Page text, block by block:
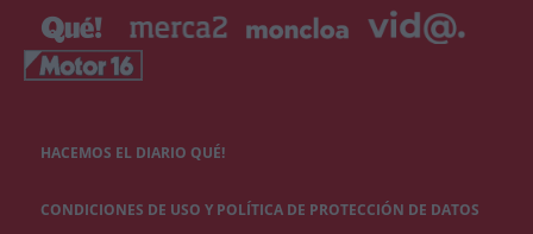
HACEMOS EL DIARIO QUÉ!
CONDICIONES DE USO Y POLÍTICA DE PROTECCIÓN DE DATOS